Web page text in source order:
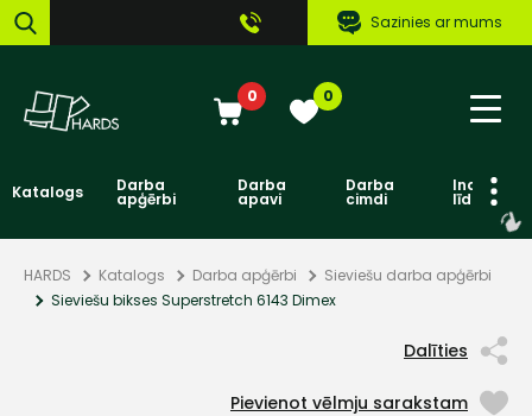
Sazinies ar mums
0 0
Katalogs Darba
apģērbi
Darba
apavi
Darba
cimdi līdzekļi
HARDS Katalogs Darba apģērbi
Sieviešu darba apģērbi
Sieviešu bikses Superstretch 6143 Dimex
Dalīties
Pievienot vēlmju sarakstam